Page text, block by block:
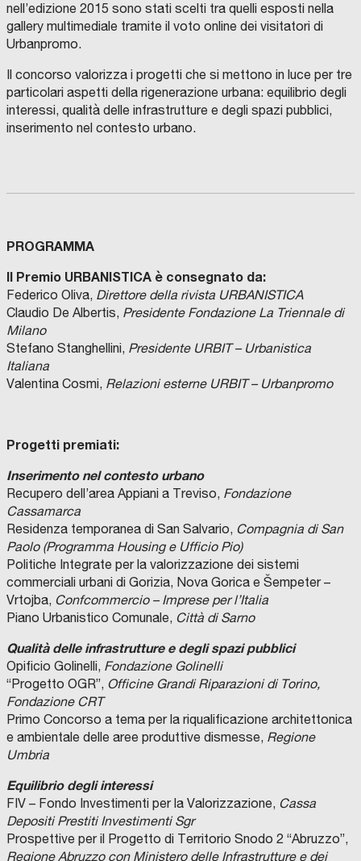
nell’edizione 2015 sono stati scelti tra quelli esposti nella
gallery multimediale tramite il voto online dei visitatori di
Urbanpromo.
Il concorso valorizza i progetti che si mettono in luce per tre
particolari aspetti della rigenerazione urbana: equilibrio degli
interessi, qualità delle infrastrutture e degli spazi pubblici,
inserimento nel contesto urbano.
PROGRAMMA
Il Premio URBANISTICA è consegnato da:
Federico Oliva, Direttore della rivista URBANISTICA
Claudio De Albertis, Presidente Fondazione La Triennale di
Milano
Stefano Stanghellini, Presidente URBIT – Urbanistica
Italiana
Valentina Cosmi, Relazioni esterne URBIT – Urbanpromo
Progetti premiati:
Inserimento nel contesto urbano
Recupero dell’area Appiani a Treviso, Fondazione
Cassamarca
Residenza temporanea di San Salvario, Compagnia di San
Paolo (Programma Housing e Ufficio Pio)
Politiche Integrate per la valorizzazione dei sistemi
commerciali urbani di Gorizia, Nova Gorica e Šempeter –
Vrtojba, Confcommercio – Imprese per l’Italia
Piano Urbanistico Comunale, Città di Sarno
Qualità delle infrastrutture e degli spazi pubblici
Opificio Golinelli, Fondazione Golinelli
“Progetto OGR”, Officine Grandi Riparazioni di Torino,
Fondazione CRT
Primo Concorso a tema per la riqualificazione architettonica
e ambientale delle aree produttive dismesse, Regione
Umbria
Equilibrio degli interessi
FIV – Fondo Investimenti per la Valorizzazione, Cassa
Depositi Prestiti Investimenti Sgr
Prospettive per il Progetto di Territorio Snodo 2 “Abruzzo”,
Regione Abruzzo con Ministero delle Infrastrutture e dei